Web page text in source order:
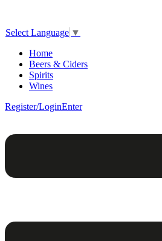
Select Language ▼
Home
Beers & Ciders
Spirits
Wines
Register/LoginEnter